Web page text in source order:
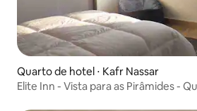
Quarto de hotel ⋅ Kafr Nassar
Elite Inn - Vista para as Pirâmides -